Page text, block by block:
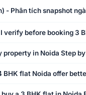
- Phân tích snapshot
verify before booking 3
property in Noida Step
BHK flat Noida offer